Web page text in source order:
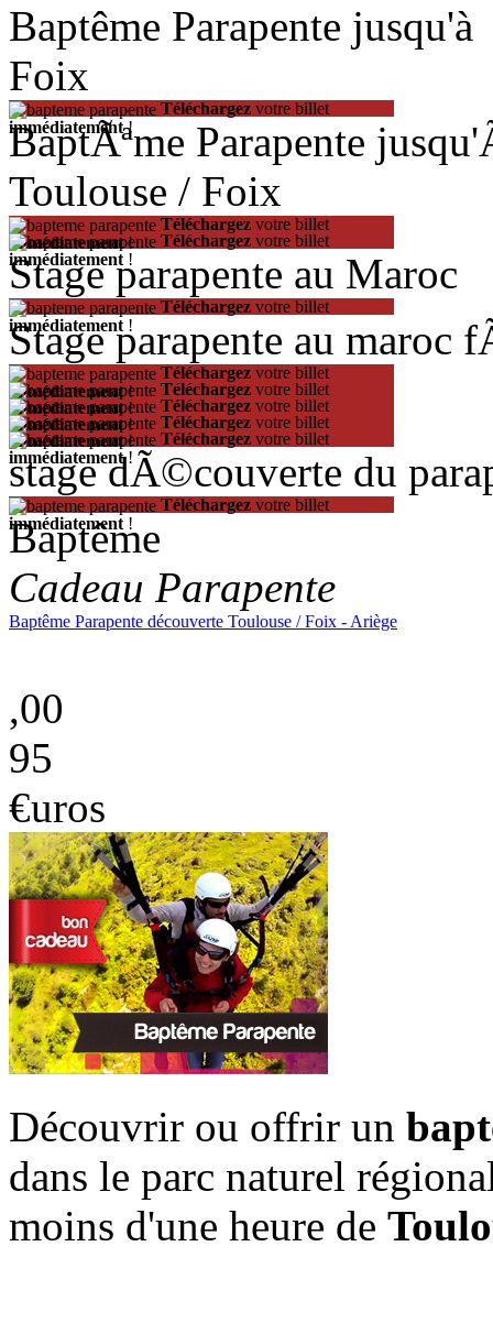
Baptême Parapente
Foix
Téléchargez votre billet
immédiatement!
BaptÃªme Parapente
Toulouse / Foix
Téléchargez votre billet
immédiatement! Téléchargez votre billet
immédiatement !
Stage parapente au Maroc
Téléchargez votre billet
immédiatement !
Stage parapente au maroc
Téléchargez votre billet
immédiatement! Téléchargez votre billet
immédiatement! Téléchargez votre billet
immédiatement! Téléchargez votre billet
immédiatement! Téléchargez votre billet
immédiatement!
stage dÃ©couverte du
Téléchargez votre billet
immédiatement !
Baptême
Cadeau Parapente
Baptême Parapente découverte Toulouse / Foix - Ariège
,00
95
€uros
Découvrir ou offrir un
dans le parc naturel
moins d'une heure de